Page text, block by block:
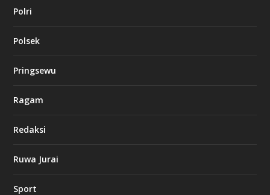
Polri
Polsek
Pringsewu
Ragam
Redaksi
Ruwa Jurai
Sport